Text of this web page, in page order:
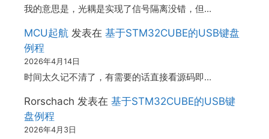
我的意思是，光耦是实现了信号隔离没错，但…
MCU起航 发表在 基于STM32CUBE的USB键盘
例程
2026年4月14日
时间太久记不清了，有需要的话直接看源码即…
Rorschach 发表在 基于STM32CUBE的USB键
盘例程
2026年4月3日